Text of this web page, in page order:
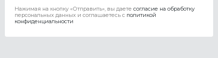
Нажимая на кнопку «Отправить», вы даете согласие на обработку
персональных данных и соглашаетесь c политикой
конфиденциальности